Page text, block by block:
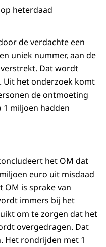
heterdaad
de verdachte een
uniek nummer, aan de
Dat wordt
Uit het onderzoek komt
de ontmoeting
1 miljoen hadden
het OM dat
euro uit misdaad
OM is sprake van
immers bij het
om te zorgen dat het
overgedragen. Dat
Het rondrijden met 1